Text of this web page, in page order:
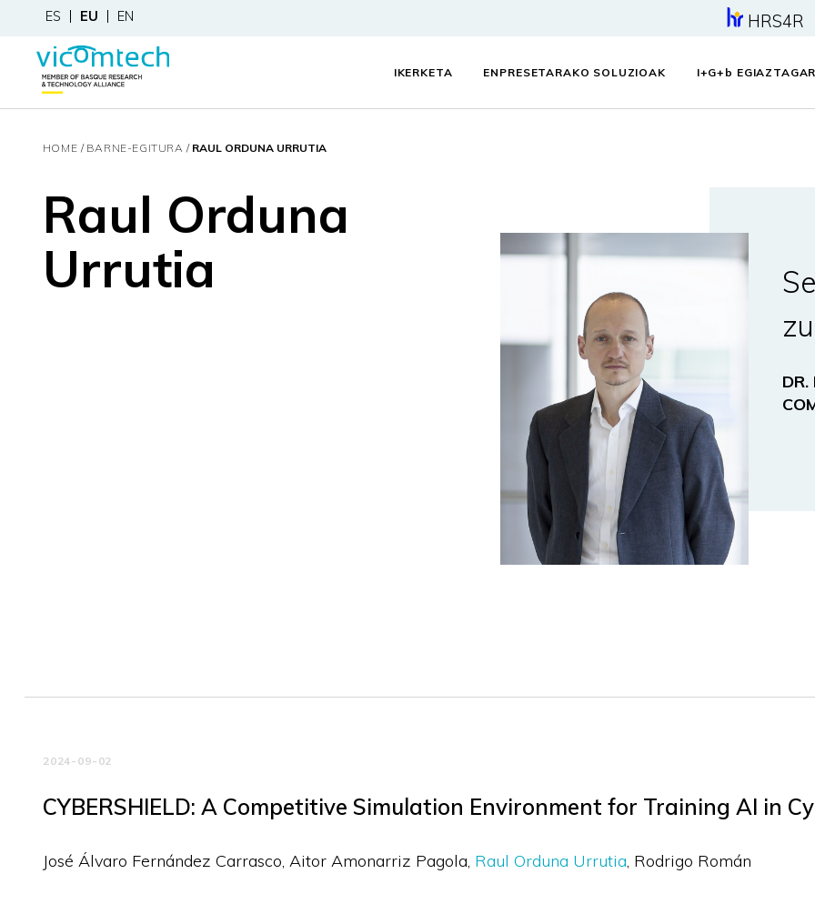
ES EU EN HRS4R
IKERKETA ENPRESETARAKO SOLUZIOAK I+G+ b
HOME BARNE-EGITURA RAUL ORDUNA URRUTIA
Raul Orduna
Urrutia
DR.
2024-09-02
CYBERSHIELD: A Competitive Simulation Environment for Training AI in
José Álvaro Fernández Carrasco Aitor Amonarriz Pagola Raul Orduna Urrutia Rodrigo Román